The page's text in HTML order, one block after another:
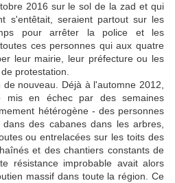
2016 sur le sol de la zad et qui
s'entêtait, seraient partout sur les
pour arrêter la police et les
ces personnes qui aux quatre
leur mairie, leur préfecture ou les
protestation.
nouveau. Déjà à l'automne 2012,
mis en échec par des semaines
hétérogène - des personnes
des cabanes dans les arbres,
ou entrelacées sur les toits des
et des chantiers constants de
résistance improbable avait alors
massif dans toute la région. Ce